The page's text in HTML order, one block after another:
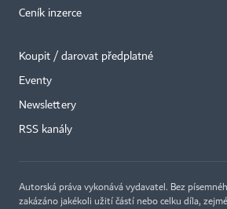
Ceník inzerce
Koupit / darovat předplatné
Eventy
Newslettery
RSS kanály
Autorská práva vykonává vydavatel. Bez
zakázáno jakékoli užití částí nebo celku díla,